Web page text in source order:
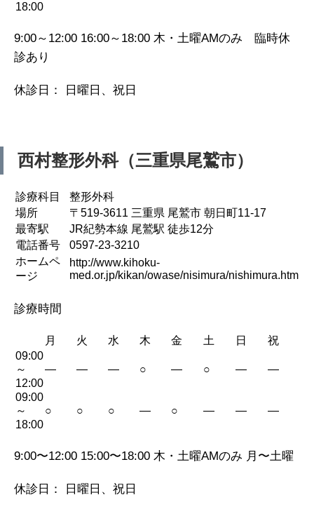
18:00
9:00～12:00 16:00～18:00 木・土曜AMのみ 臨時休
診あり
休診日： 日曜日、祝日
西村整形外科（三重県尾鷲市）
診療科目
整形外科
場所
〒519-3611 三重県 尾鷲市 朝日町11-17
最寄駅
JR紀勢本線 尾鷲駅 徒歩12分
電話番号
0597-23-3210
ホームペ
ージ
http://www.kihoku-
med.or.jp/kikan/owase/nisimura/nishimura.htm
診療時間
月 火 水 木 金 土 日
祝
09:00
～
12:00
— — — ○ — ○ — —
09:00
～
18:00
○ ○ ○ — ○ — — —
9:00〜12:00 15:00〜18:00 木・土曜AMのみ 月〜土曜
休診日： 日曜日、祝日